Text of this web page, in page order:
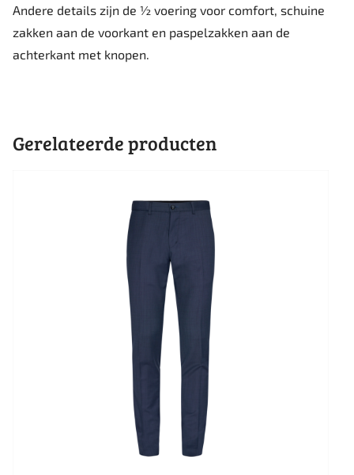
Andere details zijn de ½ voering voor comfort, schuine
zakken aan de voorkant en paspelzakken aan de
achterkant met knopen.
Gerelateerde producten